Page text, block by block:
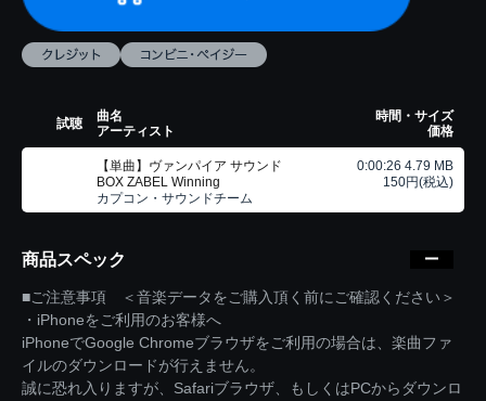
試聴
曲名
アーティスト
時間・サイズ
価格
【単曲】ヴァンパイア サウンド
BOX ZABEL Winning
カプコン・サウンドチーム
0:00:26 4.79 MB
150円(税込)
商品スペック
■ご注意事項 ＜音楽データをご購入頂く前にご確認ください＞
・iPhoneをご利用のお客様へ
iPhoneでGoogle Chromeブラウザをご利用の場合は、楽曲ファ
イルのダウンロードが行えません。
誠に恐れ入りますが、Safariブラウザ、もしくはPCからダウンロ